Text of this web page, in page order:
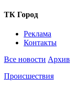
ТК Город
Реклама
Контакты
Все новости Архив
Происшествия